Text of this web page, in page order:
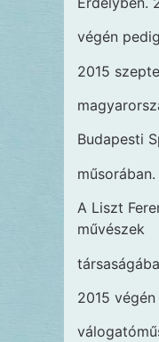
végén
2015
Budapesti
műsorában.
A Liszt
művészek
2015